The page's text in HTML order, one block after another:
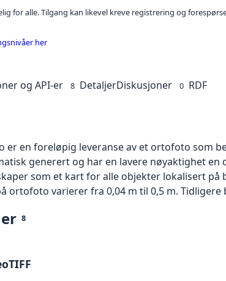
for alle. Tilgang kan likevel kreve registrering og
her
og API-er 8 DetaljerDiskusjoner 0 RDF
en foreløpig leveranse av et ortofoto som
generert og har en lavere nøyaktighet
som et kart for alle objekter lokalisert på
ortofoto varierer fra 0,04 m til 0,5 m.
8